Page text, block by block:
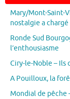
Mary/Mont-Saint-
nostalgie a chargé
Ronde Sud
l’enthousiasme
Ciry-le-Noble – Ils
A Pouilloux, la
Mondial de pêche